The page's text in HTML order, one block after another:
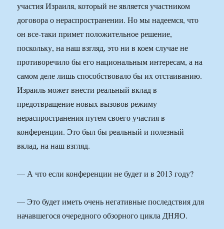
участия Израиля, который не является участником
договора о нераспространении. Но мы надеемся, что
он все-таки примет положительное решение,
поскольку, на наш взгляд, это ни в коем случае не
противоречило бы его национальным интересам, а на
самом деле лишь способствовало бы их отстаиванию.
Израиль может внести реальный вклад в
предотвращение новых вызовов режиму
нераспространения путем своего участия в
конференции. Это был бы реальный и полезный
вклад, на наш взгляд.
— А что если конференции не будет и в 2013 году?
— Это будет иметь очень негативные последствия для
начавшегося очередного обзорного цикла ДНЯО.